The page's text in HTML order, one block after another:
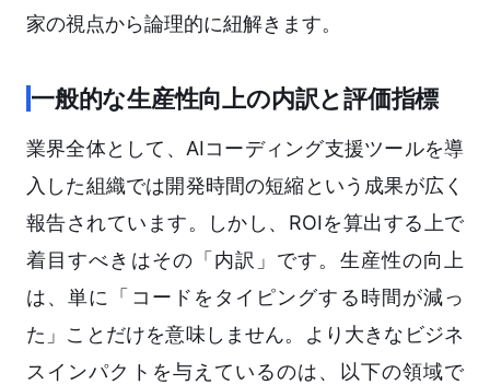
家の視点から論理的に紐解きます。
一般的な生産性向上の内訳と評価指標
業界全体として、AIコーディング支援ツールを導
入した組織では開発時間の短縮という成果が広く
報告されています。しかし、ROIを算出する上で
着目すべきはその「内訳」です。生産性の向上
は、単に「コードをタイピングする時間が減っ
た」ことだけを意味しません。より大きなビジネ
スインパクトを与えているのは、以下の領域で